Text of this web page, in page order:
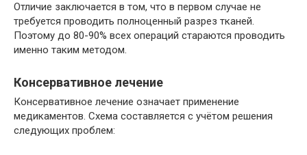
Отличие заключается в том, что в первом случае не
требуется проводить полноценный разрез тканей.
Поэтому до 80-90% всех операций стараются проводить
именно таким методом.
Консервативное лечение
Консервативное лечение означает применение
медикаментов. Схема составляется с учётом решения
следующих проблем: